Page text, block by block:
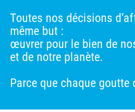
Toutes nos décisions
même but :
œuvrer pour le bien de
et de notre planète.
Parce que chaque goutte